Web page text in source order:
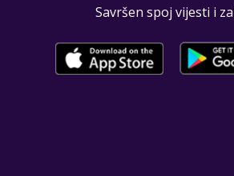
Savršen spoj vijesti i